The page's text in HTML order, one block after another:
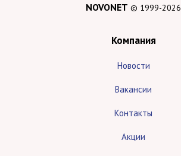
NOVONET © 1999-2026
Компания
Новости
Вакансии
Контакты
Акции